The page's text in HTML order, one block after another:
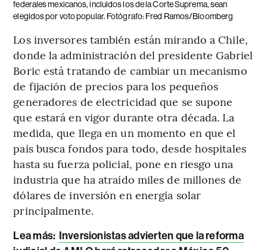
federales mexicanos, incluidos los de la Corte Suprema, sean
elegidos por voto popular. Fotógrafo: Fred Ramos/Bloomberg
Los inversores también están mirando a Chile,
donde la administración del presidente Gabriel
Boric está tratando de cambiar un mecanismo
de fijación de precios para los pequeños
generadores de electricidad que se supone
que estará en vigor durante otra década. La
medida, que llega en un momento en que el
país busca fondos para todo, desde hospitales
hasta su fuerza policial, pone en riesgo una
industria que ha atraído miles de millones de
dólares de inversión en energía solar
principalmente.
Lea más: Inversionistas advierten que la reforma